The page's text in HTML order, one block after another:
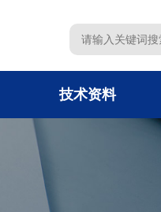
技术资料